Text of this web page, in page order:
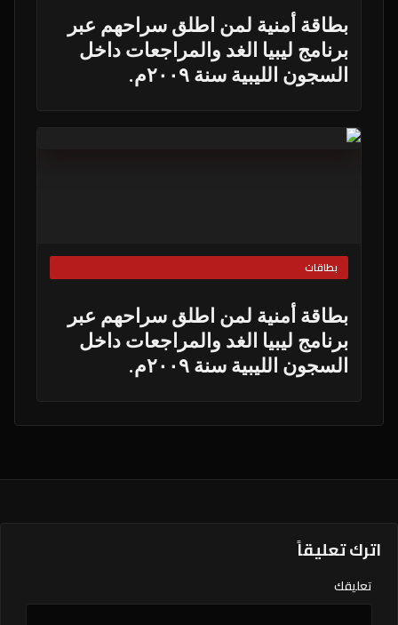
بطاقة أمنية لمن اطلق سراحهم عبر
برنامج ليبيا الغد والمراجعات داخل
السجون الليبية سنة ٢٠٠٩م.
بطاقات
بطاقة أمنية لمن اطلق سراحهم عبر
برنامج ليبيا الغد والمراجعات داخل
السجون الليبية سنة ٢٠٠٩م.
اترك تعليقاً
تعليقك